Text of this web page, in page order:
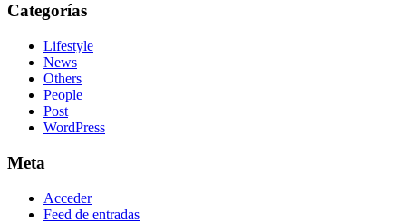
Categorías
Lifestyle
News
Others
People
Post
WordPress
Meta
Acceder
Feed de entradas